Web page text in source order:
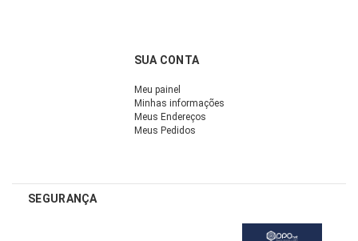
SUA CONTA
Meu painel
Minhas informações
Meus Endereços
Meus Pedidos
SEGURANÇA